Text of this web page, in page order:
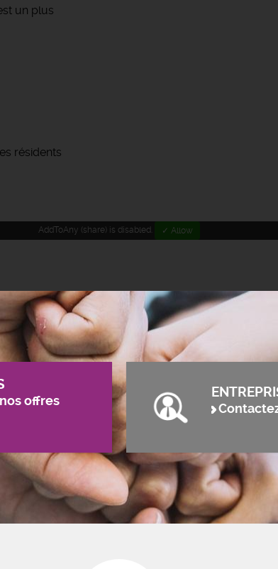
un plus
résidents
AddToAny (share) is disabled. ✓ Allow
offres